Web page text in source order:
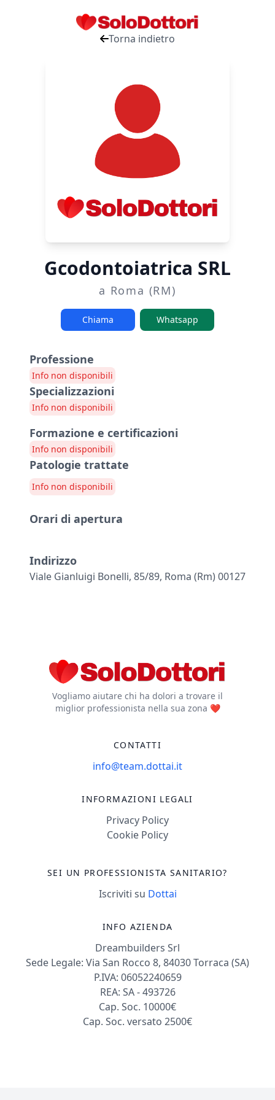
Torna indietro
Gcodontoiatrica SRL
a Roma (RM)
Chiama Whatsapp
Professione
Info non disponibili
Specializzazioni
Info non disponibili
Formazione e certificazioni
Info non disponibili
Patologie trattate
Info non disponibili
Orari di apertura
Indirizzo
Viale Gianluigi Bonelli, 85/89, Roma (rm) 00127
Vogliamo aiutare chi ha dolori a trovare il
miglior professionista nella sua zona ❤️
CONTATTI
info@team.dottai.it
INFORMAZIONI LEGALI
Privacy Policy
Cookie Policy
SEI UN PROFESSIONISTA SANITARIO?
Iscriviti su Dottai
INFO AZIENDA
Dreambuilders Srl
Sede Legale: Via San Rocco 8, 84030 Torraca (SA)
P.IVA: 06052240659
REA: SA - 493726
Cap. Soc. 10000€
Cap. Soc. versato 2500€